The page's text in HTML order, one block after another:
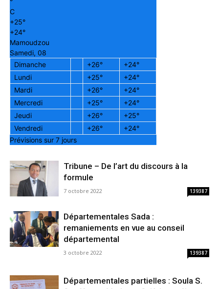
C
+25°
+24°
Mamoudzou
Samedi, 08
Dimanche
+26° +24°
Lundi
+25° +24°
Mardi
+26° +24°
Mercredi
+25° +24°
Jeudi
+26° +25°
Vendredi
+26° +24°
Prévisions sur 7 jours
Tribune – De l’art du discours à la
formule
7 octobre 2022 139387
Départementales Sada :
remaniements en vue au conseil
départemental
3 octobre 2022 139387
Départementales partielles : Soula S.